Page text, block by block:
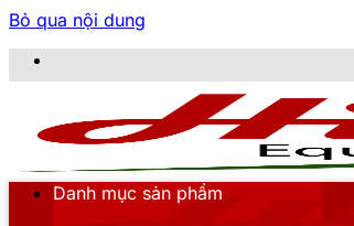
Bỏ qua nội dung
Danh mục sản phẩm